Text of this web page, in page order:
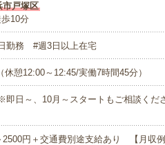
市戸塚区
10分
勤務 #週3日以上在宅
休憩12:00～12:45/実働7時間45分）
日～、10月～スタートもご相談くだ
2500円＋交通費別途支給あり 【月収